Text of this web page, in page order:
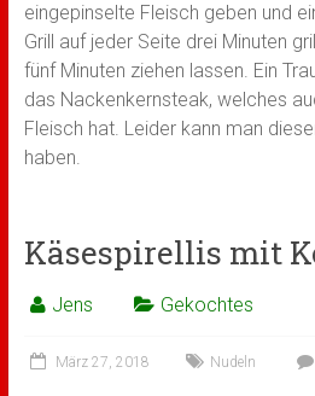
eingepinselte Fleisch geben und
Grill auf jeder Seite drei Minuten
fünf Minuten ziehen lassen. Ein
das Nackenkernsteak, welches
Fleisch hat. Leider kann man
haben.
Käsespirellis mit
Jens Gekochtes
März 27, 2018 Nudeln